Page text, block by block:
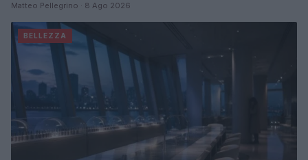
Matteo Pellegrino · 8 Ago 2026
BELLEZZA